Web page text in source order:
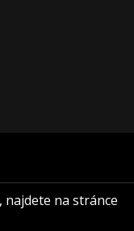
najdete na stránce